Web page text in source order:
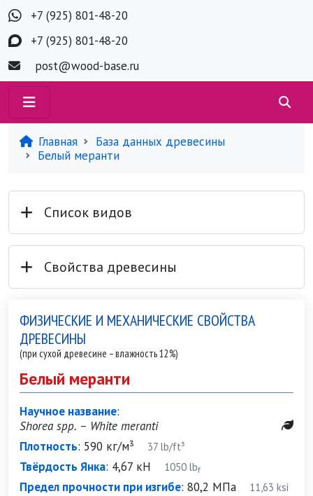
+7 (925) 801-48-20
+7 (925) 801-48-20
post@wood-base.ru
Главная
База данных древесины
Белый меранти
Список видов
Свойства древесины
ФИЗИЧЕСКИЕ И МЕХАНИЧЕСКИЕ СВОЙСТВА
ДРЕВЕСИНЫ
(при сухой древесине – влажность 12%)
Белый меранти
Научное название:
Shorea spp. – White meranti
Плотность: 590 кг/м³ 37 lb/ft³
Твёрдость Янка: 4,67 кН 1050 lbf
Предел прочности при изгибе: 80,2 МПа 11,63 ksi